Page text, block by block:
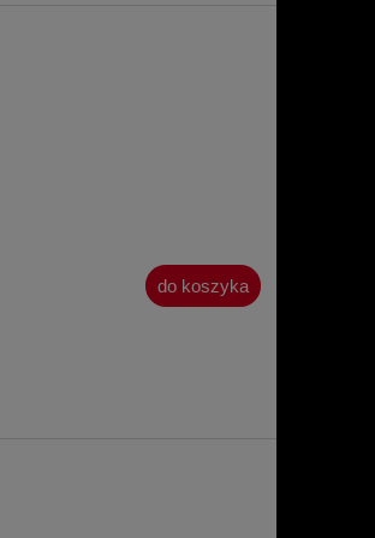
do koszyka